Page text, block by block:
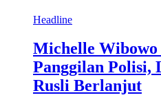
Headline
Michelle
Panggilan Polisi,
Rusli Berlanjut